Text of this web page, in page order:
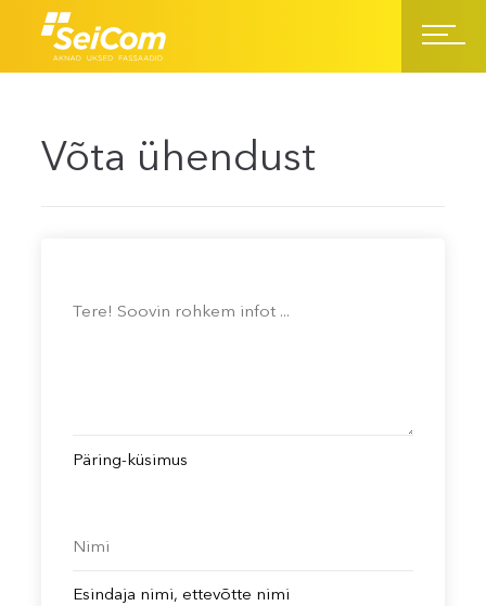
Võta ühendust
Päring-küsimus
Esindaja nimi, ettevõtte nimi